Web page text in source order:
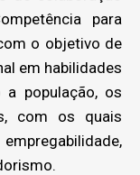
para
o objetivo de
em habilidades
população, os
com os quais